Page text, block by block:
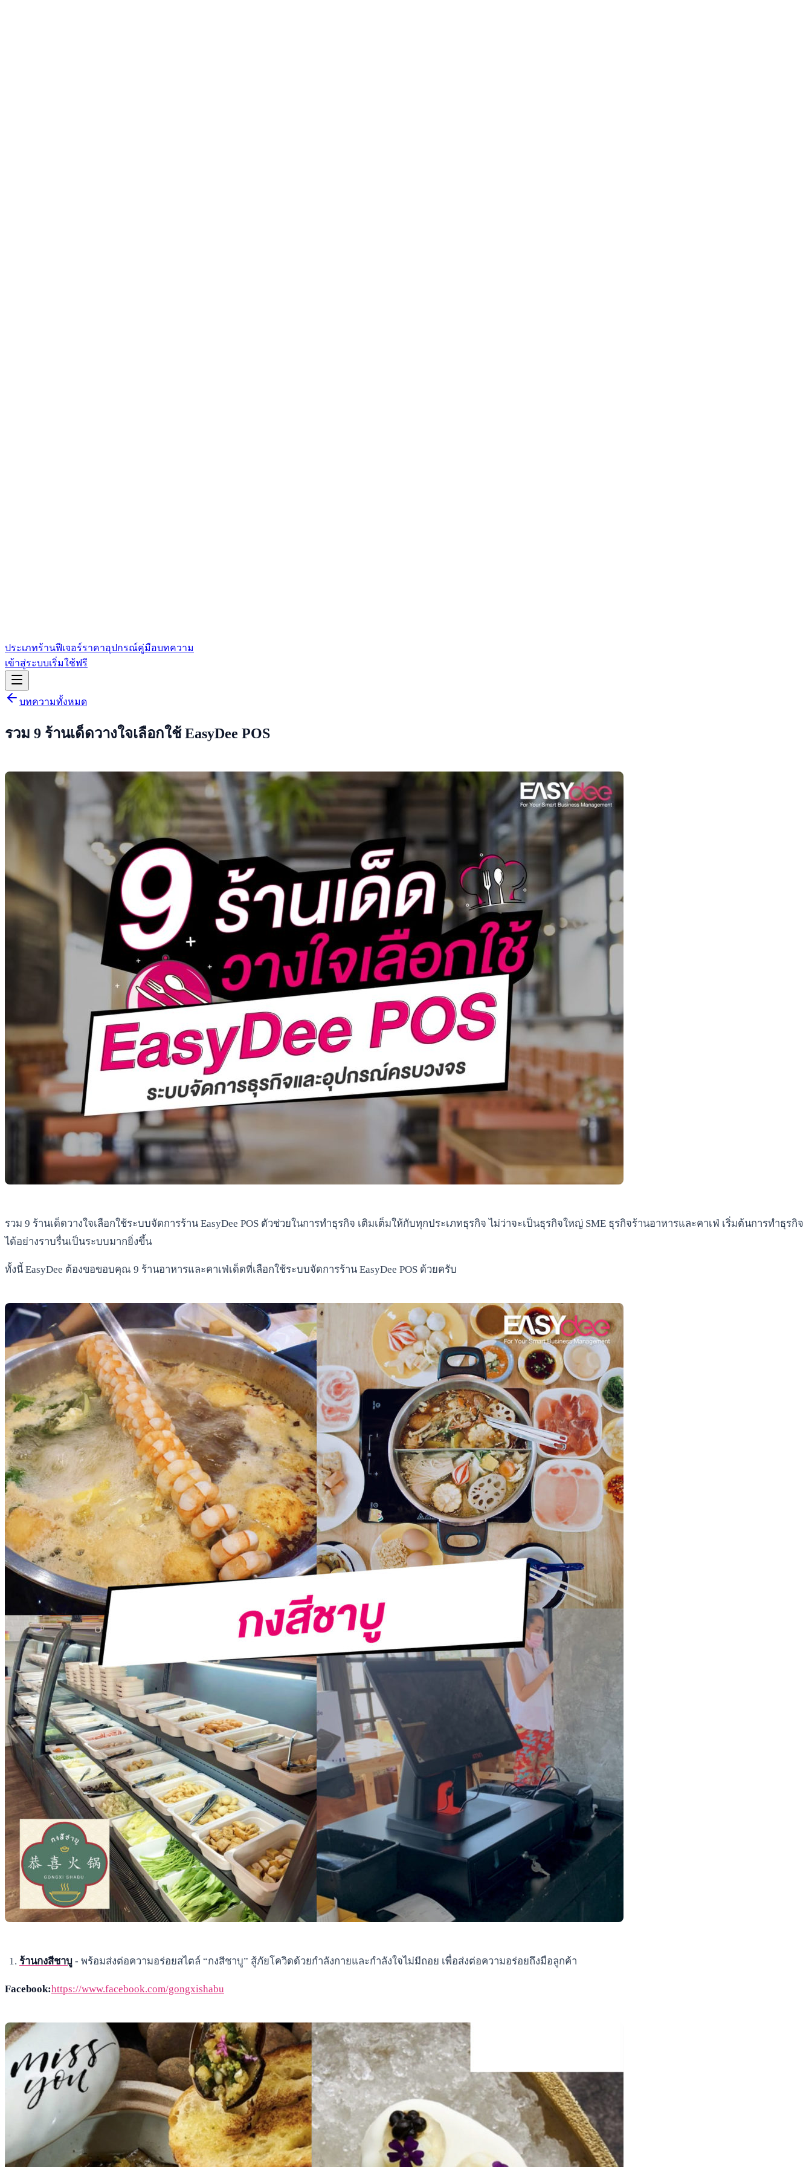
ประเภทร้านฟีเจอร์ราคาอุปกรณ์คู่มือบทความ
เข้าสู่ระบบเริ่มใช้ฟรี
บทความทั้งหมด
รวม 9 ร้านเด็ดวางใจเลือกใช้ EasyDee POS
รวม 9 ร้านเด็ดวางใจเลือกใช้ระบบจัดการร้าน EasyDee POS ตัวช่วยในการทำธุรกิจ เติมเต็มให้กับทุกประเภทธุรกิจ ไม่ว่าจะเป็นธุรกิจใหญ่ SME ธุรกิจร้านอาหารและคาเฟ่ เริ่มต้นการทำธุรกิจ
ได้อย่างราบรื่นเป็นระบบมากยิ่งขึ้น
ทั้งนี้ EasyDee ต้องขอขอบคุณ 9 ร้านอาหารและคาเฟ่เด็ดที่เลือกใช้ระบบจัดการร้าน EasyDee POS ด้วยครับ
ร้านกงสีชาบู - พร้อมส่งต่อความอร่อยสไตล์ “กงสีชาบู” สู้ภัยโควิดด้วยกำลังกายและกำลังใจไม่มีถอย เพื่อส่งต่อความอร่อยถึงมือลูกค้า
Facebook:https://www.facebook.com/gongxishabu